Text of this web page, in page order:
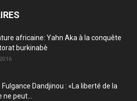
africaine: Yahn Aka à la conquête
burkinabè
Fulgance Dandjinou : «La liberté de la
ne peut...